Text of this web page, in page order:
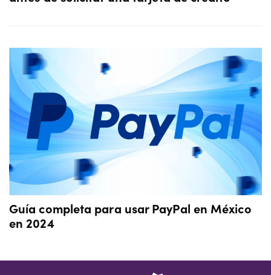
Guía completa para usar PayPal en México
en 2024